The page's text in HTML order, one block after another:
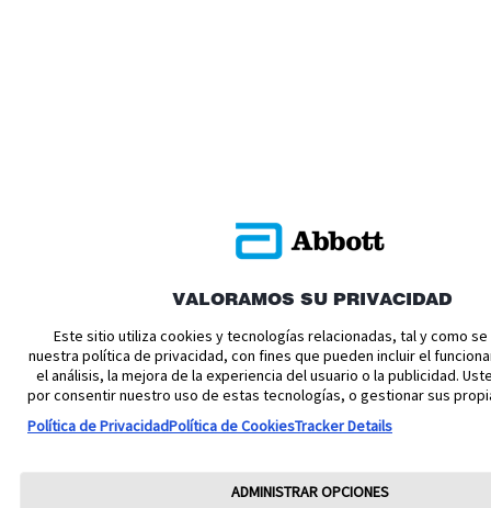
VALORAMOS SU PRIVACIDAD
Este sitio utiliza cookies y tecnologías relacionadas, tal y como
nuestra política de privacidad, con fines que pueden incluir el
el análisis, la mejora de la experiencia del usuario o la publicidad.
por consentir nuestro uso de estas tecnologías, o gestionar sus
Política de PrivacidadPolítica de CookiesTracker Details
ADMINISTRAR OPCIONES